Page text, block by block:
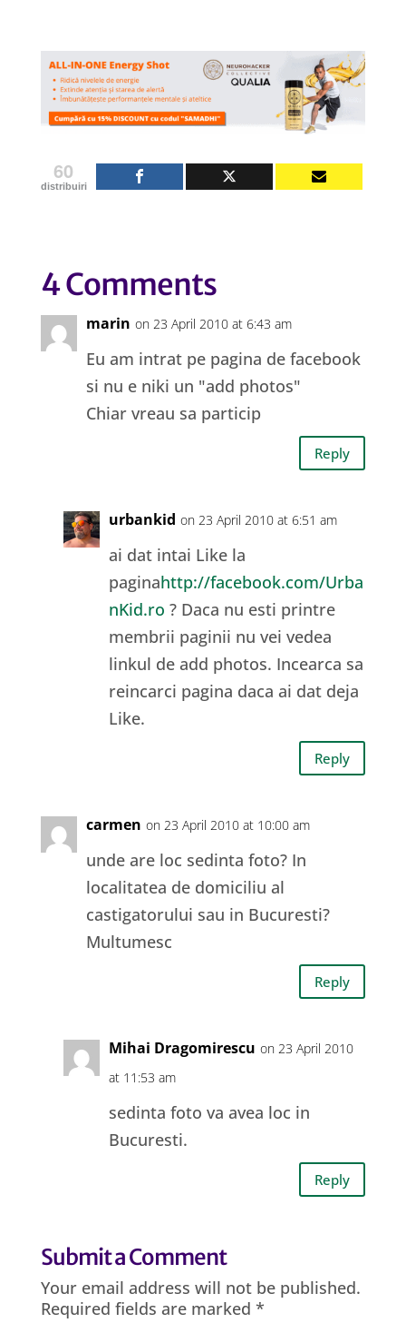
60
distribuiri
4 Comments
marin on 23 April 2010 at 6:43 am
Eu am intrat pe pagina de facebook
si nu e niki un "add photos"
Chiar vreau sa particip
Reply
urbankid on 23 April 2010 at 6:51 am
ai dat intai Like la
paginahttp://facebook.com/Urba
nKid.ro ? Daca nu esti printre
membrii paginii nu vei vedea
linkul de add photos. Incearca sa
reincarci pagina daca ai dat deja
Like.
Reply
carmen on 23 April 2010 at 10:00 am
unde are loc sedinta foto? In
localitatea de domiciliu al
castigatorului sau in Bucuresti?
Multumesc
Reply
Mihai Dragomirescu on 23 April 2010
at 11:53 am
sedinta foto va avea loc in
Bucuresti.
Reply
Submit a Comment
Your email address will not be published.
Required fields are marked *